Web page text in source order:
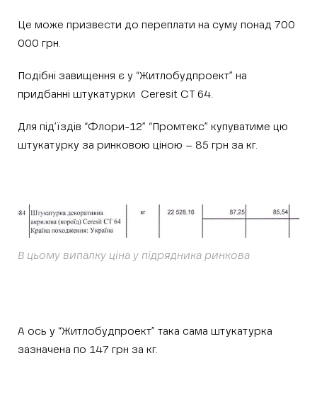
Це може призвести до переплати на суму понад 700
000 грн.
Подібні завищення є у “Житлобудпроект” на
придбанні штукатурки Ceresit CT 64.
Для під’їздів “Флори-12” “Промтекс” купуватиме цю
штукатурку за ринковою ціною – 85 грн за кг.
В цьому випалку ціна у підрядника ринкова
А ось у “Житлобудпроект” така сама штукатурка
зазначена по 147 грн за кг.